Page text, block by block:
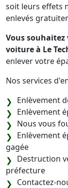
soit leurs effets
enlevés
Vous souhaitez
voiture à Le
enlever votre
Nos services
Enlèvement
Enlèvement
Nous vous
Enlèvement
gagée
Destruction
préfecture
Contactez-